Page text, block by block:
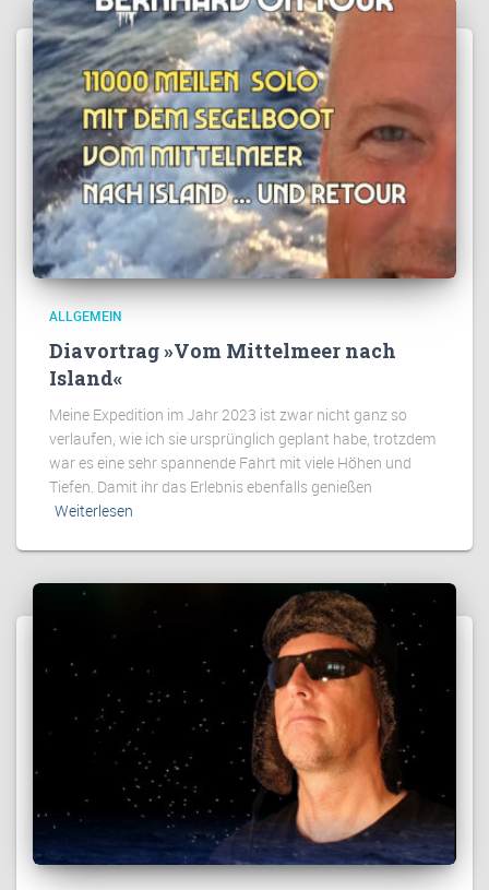
ALLGEMEIN
Diavortrag »Vom Mittelmeer nach
Island«
Meine Expedition im Jahr 2023 ist zwar nicht ganz so
verlaufen, wie ich sie ursprünglich geplant habe, trotzdem
war es eine sehr spannende Fahrt mit viele Höhen und
Tiefen. Damit ihr das Erlebnis ebenfalls genießen
Weiterlesen